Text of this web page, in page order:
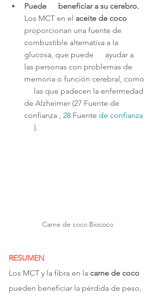
Puede      beneficiar a su cerebro.
Los MCT en el aceite de coco
proporcionan una fuente de
combustible alternativa a la
glucosa, que puede      ayudar a
las personas con problemas de
memoria o función cerebral, como
     las que padecen la enfermedad
de Alzheimer (27 Fuente de
confianza
28 Fuente de confianza
).
Carne de coco Biococo
RESUMEN
Los MCT y la fibra en la carne de coco
pueden beneficiar la pérdida de peso,